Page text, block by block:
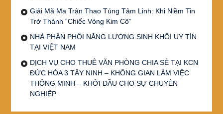
Giải Mã Ma Trận Thao Túng Tâm Linh: Khi Niềm Tin
Trở Thành “Chiếc Vòng Kim Cô”
NHÀ PHÂN PHỐI NĂNG LƯỢNG SINH KHỐI UY TÍN
TẠI VIỆT NAM
DỊCH VỤ CHO THUÊ VĂN PHÒNG CHIA SẺ TẠI KCN
ĐỨC HÒA 3 TÂY NINH – KHÔNG GIAN LÀM VIỆC
THÔNG MINH – KHỞI ĐẦU CHO SỰ CHUYÊN
NGHIỆP